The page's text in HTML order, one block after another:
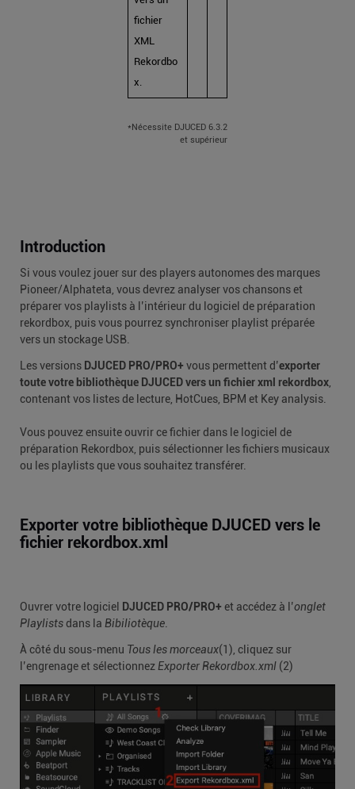
fichier
XML
Rekordbo
x.
*Nécessite DJUCED 6.3.2
et supérieur
Introduction
Si vous voulez jouer sur des players autonomes des marques
Pioneer/Alphateta, vous devrez analyser vos chansons et
préparer vos playlists à l’intérieur du logiciel de préparation
rekordbox, puis vous pourrez synchroniser playlist préparée
vers un stockage USB.
Les versions DJUCED PRO/PRO+ vous permettent d’exporter
toute votre bibliothèque DJUCED vers un fichier xml rekordbox
contenant vos listes de lecture, HotCues, BPM et Key analysis.
Vous pouvez ensuite ouvrir ce fichier dans le logiciel de
préparation Rekordbox, puis sélectionner les fichiers musicaux
ou les playlists que vous souhaitez transférer.
Exporter votre bibliothèque DJUCED vers le
fichier rekordbox.xml
Ouvrer votre logiciel DJUCED PRO/PRO+ et accédez à l’onglet
Playlistsdans la Bibiliotèque.
À côté du sous-menu Tous les morceaux(1), cliquez sur
l’engrenage et sélectionnezExporter Rekordbox.xml (2)